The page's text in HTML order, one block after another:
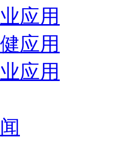
应用
应用
应用